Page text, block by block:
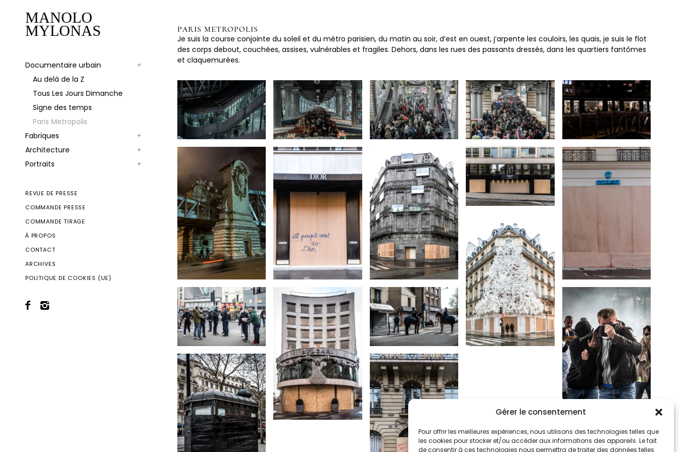
Gérer le consentement
Pour offrir les meilleures expériences, nous utilisons des technologies telles que
les cookies pour stocker et/ou accéder aux informations des appareils. Le fait
de consentir à ces technologies nous permettra de traiter des données telles
MANOLO
MYLONAS
Documentaire urbain
Au delà de la Z
Tous Les Jours Dimanche
Signe des temps
Paris Metropolis
Fabriques
Architecture
Portraits
REVUE DE PRESSE
COMMANDE PRESSE
COMMANDE TIRAGE
À PROPOS
CONTACT
ARCHIVES
POLITIQUE DE COOKIES (UE)
PARIS METROPOLIS
Je suis la course conjointe du soleil et du métro parisien, du matin au soir, d’est en ouest, j’arpente les couloirs, les quais, je suis le flot
des corps debout, couchées, assises, vulnérables et fragiles. Dehors, dans les rues des passants dressés, dans les quartiers fantômes
et claquemurées.